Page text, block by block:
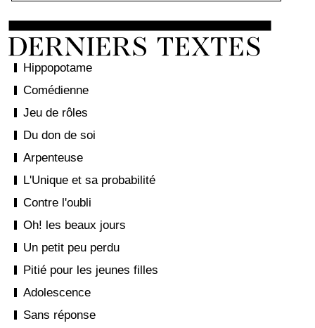
Hippopotame
Comédienne
Jeu de rôles
Du don de soi
Arpenteuse
L'Unique et sa probabilité
Contre l'oubli
Oh! les beaux jours
Un petit peu perdu
Pitié pour les jeunes filles
Adolescence
Sans réponse